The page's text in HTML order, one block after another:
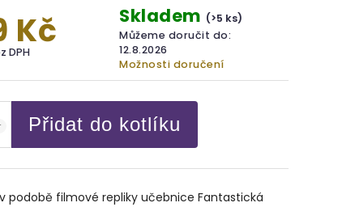
Kč
DPH
Skladem (>5 ks)
Můžeme doručit do:
12.8.2026
Možnosti doručení
Přidat do kotlíku
podobě filmové repliky učebnice Fantastická